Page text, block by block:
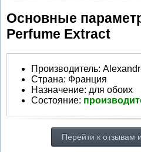
Основные
Perfume Extract
Производитель:
Страна: Франция
Назначение: для обоих
Состояние:
Перейти к отзывам